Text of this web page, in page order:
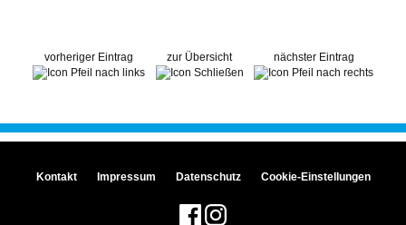
vorheriger Eintrag zur Übersicht nächster Eintrag
Kontakt Impressum Datenschutz Cookie-Einstellungen